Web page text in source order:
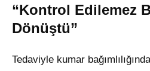
“Kontrol Edilemez
Dönüştü”
Tedaviyle kumar